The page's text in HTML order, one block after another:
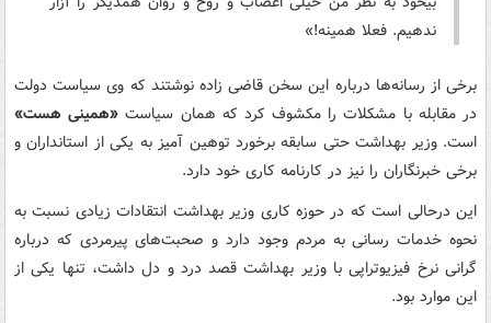
ندهیم. فعلا همینه!»
برخی از رسانه‌ها درباره این سخن قاضی زاده نوشتند که وی سیاست دولت
در مقابله با مشکلات را مکشوف کرد که همان سیاست «همینی هست»
است. وزیر بهداشت حتی سابقه برخورد توهین آمیز به یکی از استانداران و
برخی خبرنگاران را نیز در کارنامه کاری خود دارد.
این درحالی است که در حوزه کاری وزیر بهداشت انتقادات زیادی نسبت به
نحوه خدمات رسانی به مردم وجود دارد و صحبت‌های پیرمردی که درباره
گرانی نرخ فیزیوتراپی با وزیر بهداشت قصد درد و دل داشت، تنها یکی از
این موارد بود.